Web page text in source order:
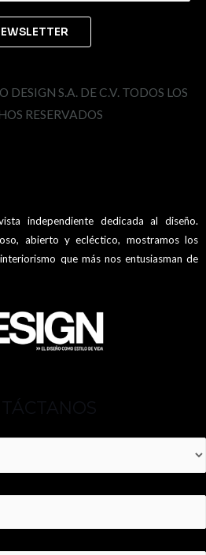
S.A. DE C.V. TODOS LOS
RESERVADOS
independiente dedicada al diseño.
abierto y ecléctico, mostramos los
que más nos entusiasman de